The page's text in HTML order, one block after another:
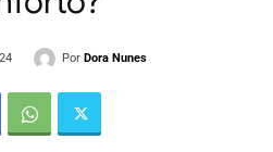
Por Dora Nunes